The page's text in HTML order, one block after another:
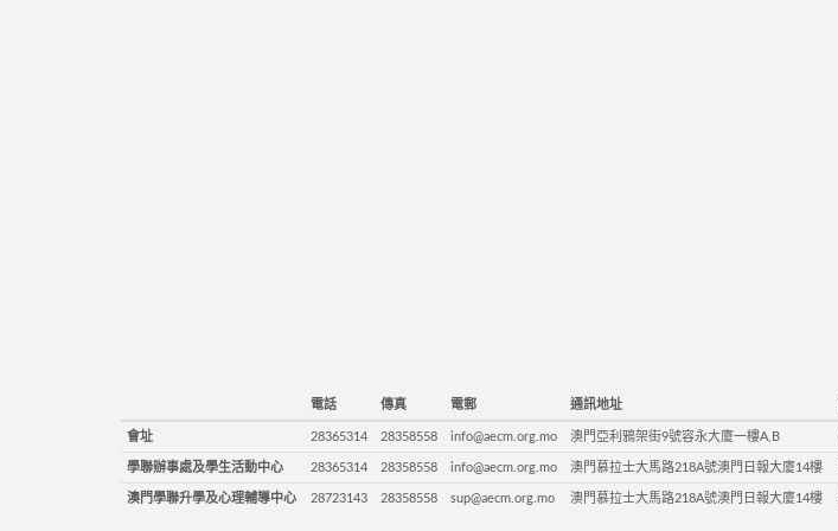
電話 傳真 電郵 通訊地址
會址 28365314 28358558 info@aecm.org.mo 澳門亞利鴉架街9號容永大廈一樓A,B
學聯辦事處及學生活動中心 28365314 28358558 info@aecm.org.mo 澳門慕拉士大馬路218A號澳門日報大廈14樓
澳門學聯升學及心理輔導中心 28723143 28358558 sup@aecm.org.mo 澳門慕拉士大馬路218A號澳門日報大廈14樓